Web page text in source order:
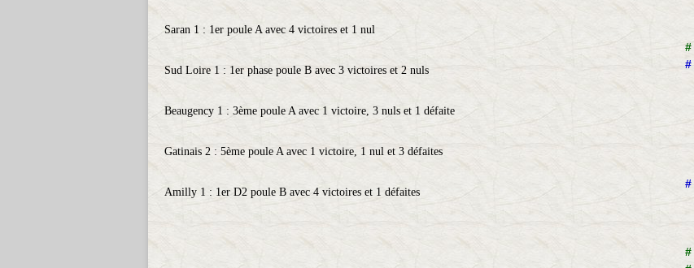
Saran 1 : 1er poule A avec 4 victoires et 1 nul
Sud Loire 1 : 1er phase poule B avec 3 victoires et 2 nuls
Beaugency 1 : 3ème poule A avec 1 victoire, 3 nuls et 1 défaite
Gatinais 2 : 5ème poule A avec 1 victoire, 1 nul et 3 défaites
Amilly 1 : 1er D2 poule B avec 4 victoires et 1 défaites
#
#
​#
#